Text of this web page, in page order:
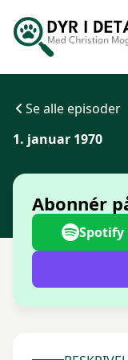
Se alle episoder
1. januar 1970
Abonnér
Spotify